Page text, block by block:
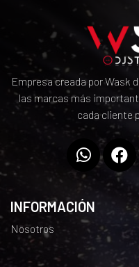
Empresa creada por Wask
las marcas más
cada cliente
INFORMACIÓN
Nosotros